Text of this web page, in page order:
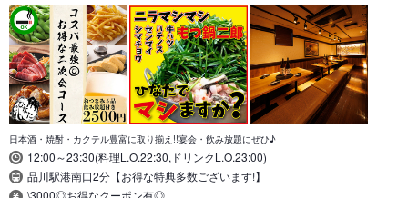
日本酒・焼酎・カクテル豊富に取り揃え!!宴会・飲み放題にぜひ♪
12:00～23:30(料理L.O.22:30,ドリンクL.O.23:00)
品川駅港南口2分【お得な特典多数ございます!】